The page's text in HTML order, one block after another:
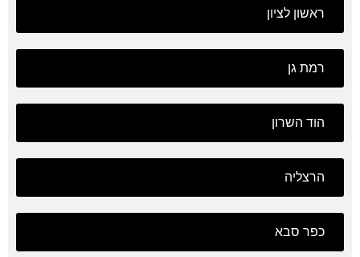
ראשון לציון
רמת גן
הוד השרון
הרצליה
כפר סבא